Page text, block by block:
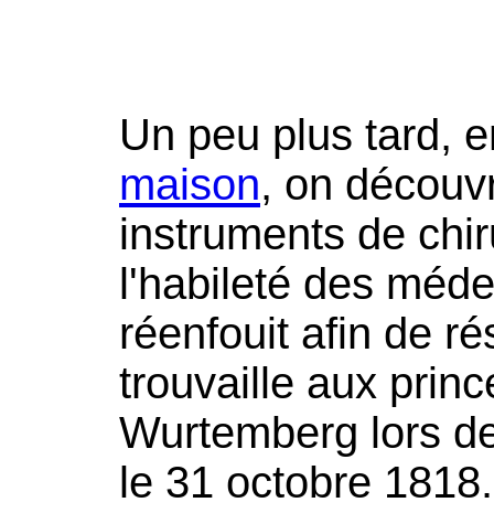
Un peu plus tard,
maison, on
instruments de
l'habileté des
réenfouit afin de
trouvaille aux
Wurtemberg lors
le 31 octobre 1818.